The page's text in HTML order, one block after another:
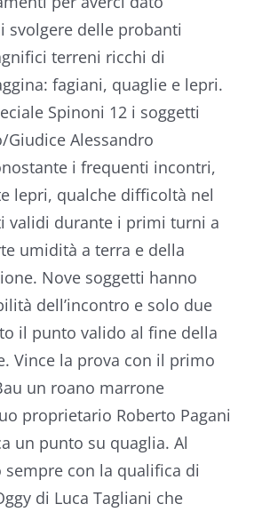
svolgere delle probanti
terreni ricchi di
fagiani, quaglie e lepri.
Spinoni 12 i soggetti
Giudice Alessandro
i frequenti incontri,
lepri, qualche difficoltà nel
validi durante i primi turni a
umidità a terra e della
Nove soggetti hanno
dell’incontro e solo due
il punto valido al fine della
Vince la prova con il primo
un roano marrone
proprietario Roberto Pagani
un punto su quaglia. Al
sempre con la qualifica di
di Luca Tagliani che